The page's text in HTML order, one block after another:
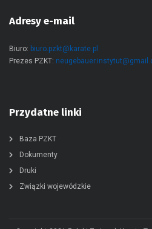
Adresy e-mail
Biuro: biuro.pzkt@karate.pl
Prezes PZKT:
Przydatne linki
Baza PZKT
Dokumenty
Druki
Związki wojewódzkie